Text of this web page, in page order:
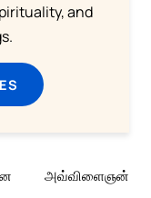
and
அவ்விளைஞன்